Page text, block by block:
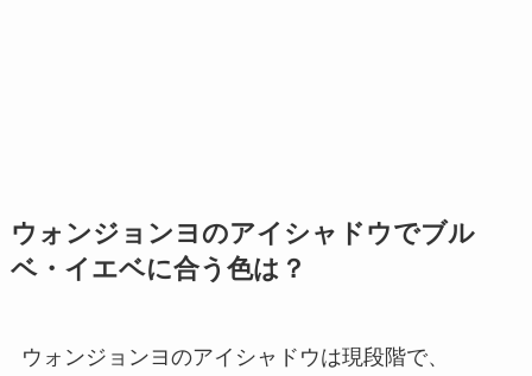
ウォンジョンヨのアイシャドウでブル
ベ・イエベに合う色は？
ウォンジョンヨのアイシャドウは現段階で、